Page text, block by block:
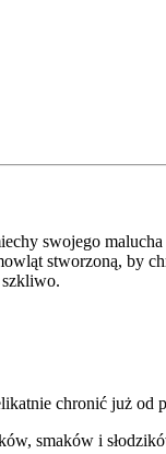
swojego malucha
stworzoną, by
szkliwo.
chronić już od
smaków i